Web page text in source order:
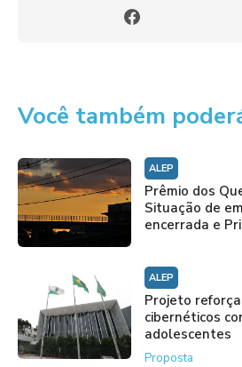
Você também
ALEP
Prêmio dos
Situação de
encerrada e
ALEP
Projeto
cibernéticos
adolescentes
Proposta